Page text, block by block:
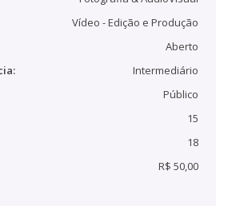
Vídeo - Edição e Produção
Aberto
Intermediário
Público
15
18
R$ 50,00